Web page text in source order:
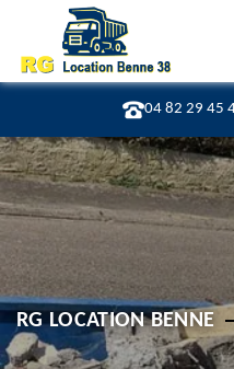
04 82 29 45
RG LOCATION BENNE